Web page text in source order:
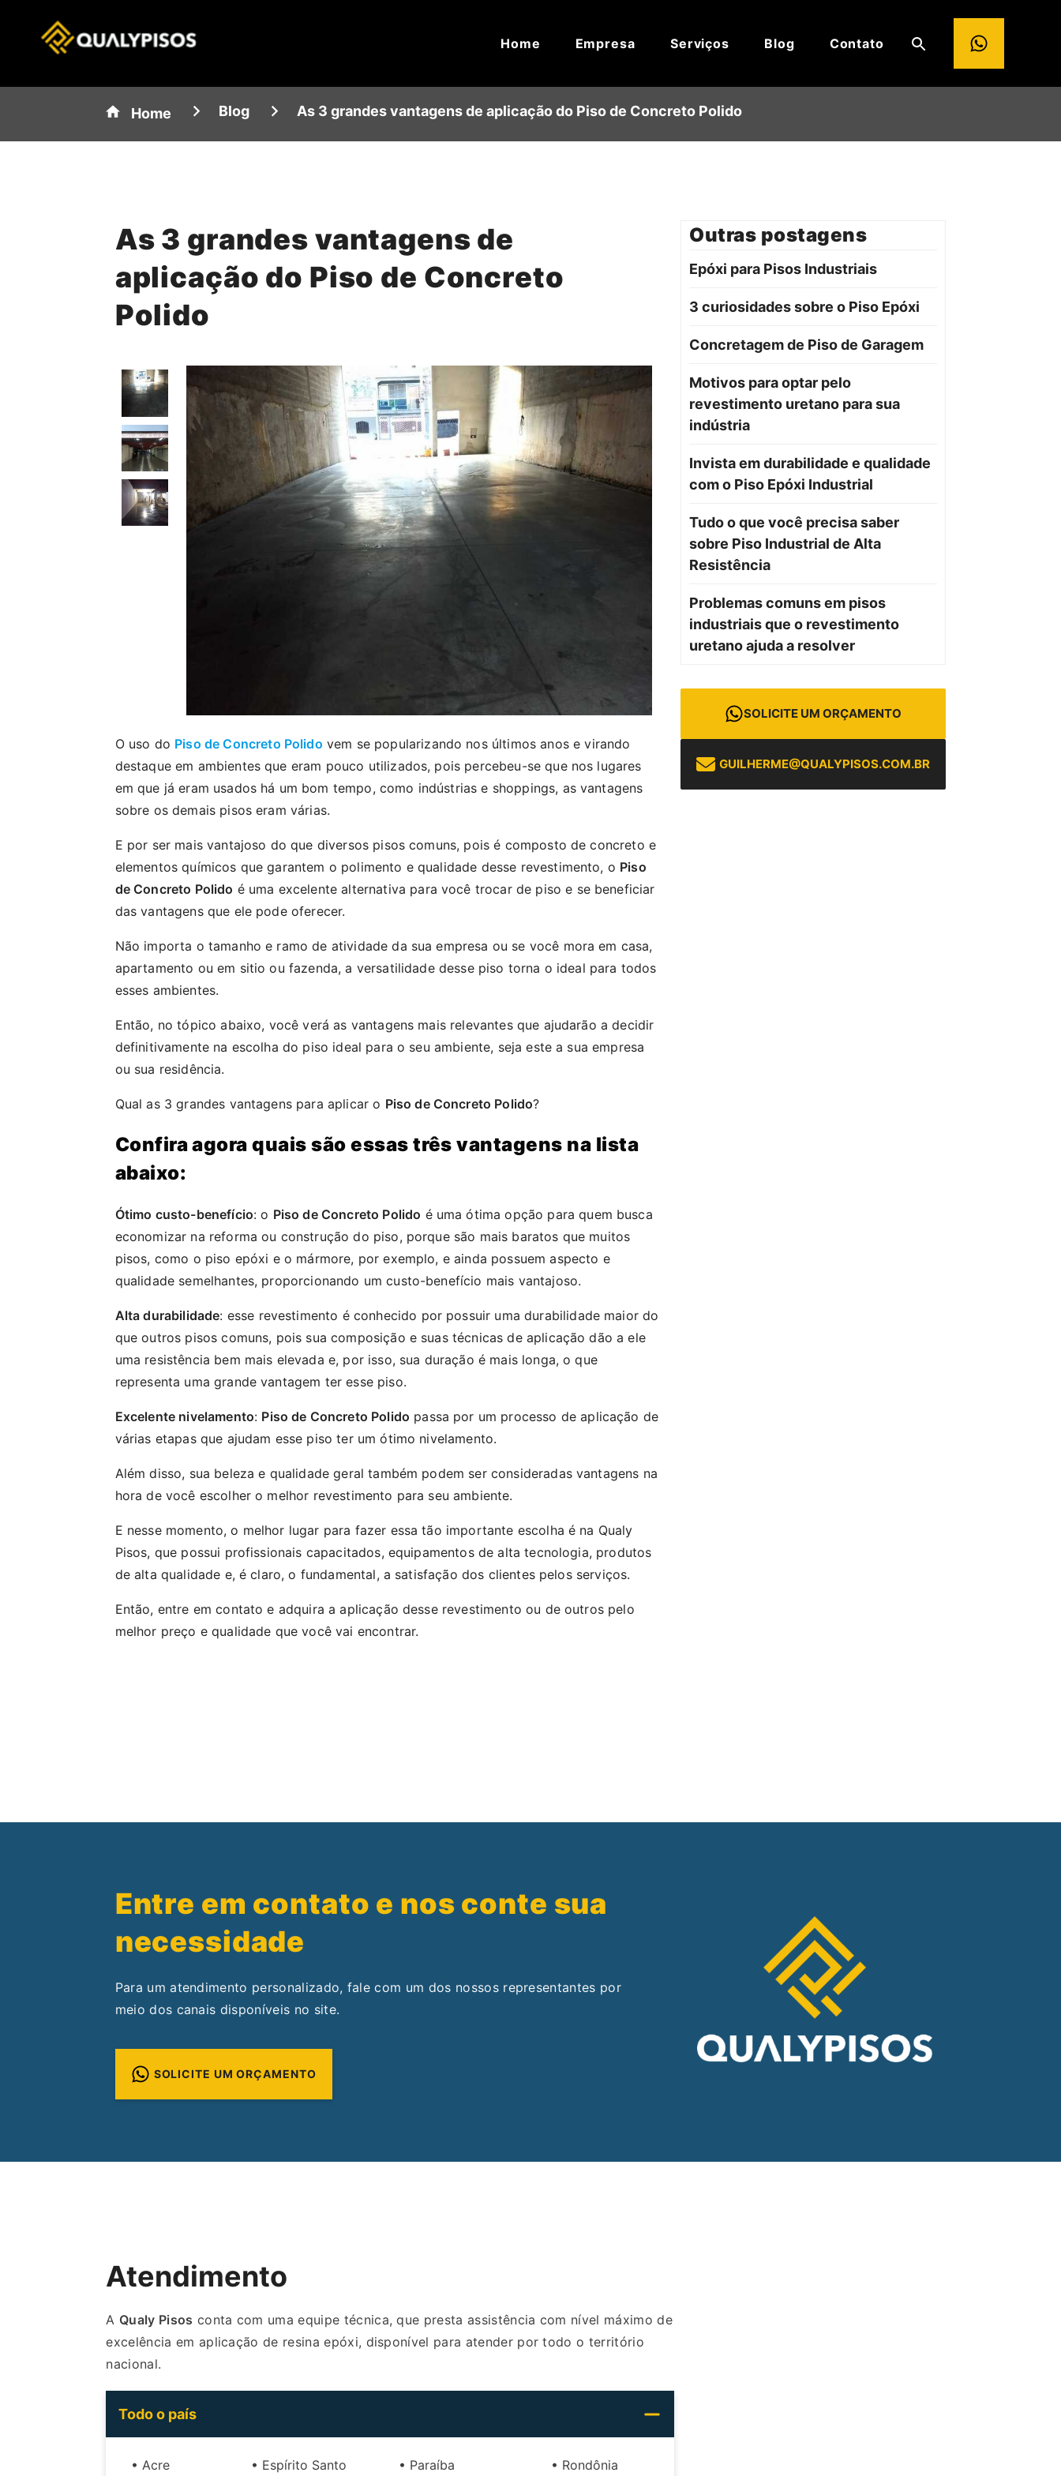
Home Empresa Serviços Blog Contato
Home Blog As 3 grandes vantagens de aplicação do Piso de Concreto Polido
As 3 grandes vantagens de
aplicação do Piso de Concreto
Polido
O uso do Piso de Concreto Polido vem se popularizando nos últimos anos e virando
destaque em ambientes que eram pouco utilizados, pois percebeu-se que nos lugares
em que já eram usados há um bom tempo, como indústrias e shoppings, as vantagens
sobre os demais pisos eram várias.
E por ser mais vantajoso do que diversos pisos comuns, pois é composto de concreto e
elementos químicos que garantem o polimento e qualidade desse revestimento, o Piso
de Concreto Polido é uma excelente alternativa para você trocar de piso e se beneficiar
das vantagens que ele pode oferecer.
Não importa o tamanho e ramo de atividade da sua empresa ou se você mora em casa,
apartamento ou em sitio ou fazenda, a versatilidade desse piso torna o ideal para todos
esses ambientes.
Então, no tópico abaixo, você verá as vantagens mais relevantes que ajudarão a decidir
definitivamente na escolha do piso ideal para o seu ambiente, seja este a sua empresa
ou sua residência.
Qual as 3 grandes vantagens para aplicar o Piso de Concreto Polido?
Confira agora quais são essas três vantagens na lista
abaixo:
Ótimo custo-benefício: o Piso de Concreto Polido é uma ótima opção para quem busca
economizar na reforma ou construção do piso, porque são mais baratos que muitos
pisos, como o piso epóxi e o mármore, por exemplo, e ainda possuem aspecto e
qualidade semelhantes, proporcionando um custo-benefício mais vantajoso.
Alta durabilidade: esse revestimento é conhecido por possuir uma durabilidade maior do
que outros pisos comuns, pois sua composição e suas técnicas de aplicação dão a ele
uma resistência bem mais elevada e, por isso, sua duração é mais longa, o que
representa uma grande vantagem ter esse piso.
Excelente nivelamento: Piso de Concreto Polido passa por um processo de aplicação de
várias etapas que ajudam esse piso ter um ótimo nivelamento.
Além disso, sua beleza e qualidade geral também podem ser consideradas vantagens na
hora de você escolher o melhor revestimento para seu ambiente.
E nesse momento, o melhor lugar para fazer essa tão importante escolha é na Qualy
Pisos, que possui profissionais capacitados, equipamentos de alta tecnologia, produtos
de alta qualidade e, é claro, o fundamental, a satisfação dos clientes pelos serviços.
Então, entre em contato e adquira a aplicação desse revestimento ou de outros pelo
melhor preço e qualidade que você vai encontrar.
Outras postagens
Epóxi para Pisos Industriais
3 curiosidades sobre o Piso Epóxi
Concretagem de Piso de Garagem
Motivos para optar pelo
revestimento uretano para sua
indústria
Invista em durabilidade e qualidade
com o Piso Epóxi Industrial
Tudo o que você precisa saber
sobre Piso Industrial de Alta
Resistência
Problemas comuns em pisos
industriais que o revestimento
uretano ajuda a resolver
SOLICITE UM ORÇAMENTO
GUILHERME@QUALYPISOS.COM.BR
Entre em contato e nos conte sua
necessidade
Para um atendimento personalizado, fale com um dos nossos representantes por
meio dos canais disponíveis no site.
SOLICITE UM ORÇAMENTO
Atendimento
A Qualy Pisos conta com uma equipe técnica, que presta assistência com nível máximo de
excelência em aplicação de resina epóxi, disponível para atender por todo o território
nacional.
Todo o país
• Acre
• Espírito Santo
• Paraíba
• Rondônia